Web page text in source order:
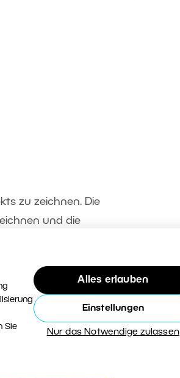
Sie
Alles erlauben
Einstellungen
Nur das Notwendige zulassen
zu zeichnen. Die
und die
die blaue Farbe